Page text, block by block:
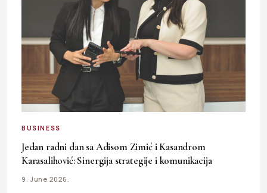
BUSINESS
Jedan radni dan sa Adisom Zimić i Kasandrom
Karasalihović: Sinergija strategije i komunikacija
9. June 2026.